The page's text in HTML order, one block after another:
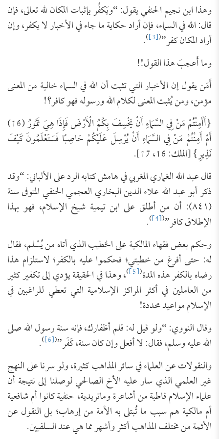
وهذا ابن نجيم الحنفي يقول: “ويَكفُر بإثبات المكان لله تعالى، فإن
قال: الله في السماء، فإن أراد حكاية ما جاء في الأخبار لا يكفر، وإن
أراد المكان كفر”(
[3]
)
.
وما أَعجبَ هذا القول!!
أَمَن يقول إن الأخبار التي تثبت أن الله في السماء خالية من المعنى
مؤمن، ومن يُثبت المعنى لكلام الله ورسوله فهو كافر؟!
{أَأَمِنْتُمْ مَنْ فِي السَّمَاءِ أَنْ يَخْسِفَ بِكُمُ الْأَرْضَ فَإِذَا هِيَ تَمُورُ (16)
أَمْ أَمِنْتُمْ مَنْ فِي السَّمَاءِ أَنْ يُرْسِلَ عَلَيْكُمْ حَاصِبًا فَسَتَعْلَمُونَ كَيْفَ
نَذِيرِ} [الملك: 16، 17].
قال عبد الله الغماري المغربي في هامش كتابه الرد على الألباني: “وقد
ذكر أبو عبد الله علاء الدين البخاري العجمي الحنفي المتوفى سنة
(٨٤١): أن من أطلق على ابن تيمية شيخ الإسلام، فهو بهذا
الإطلاق كافر”(
[4]
)
.
وحكم بعض فقهاء المالكية على الخطيب الذي أتاه من يُسْلم، فقال
له: حتى أفرغ من خطبتي؛ فحكموا عليه بالكفر؛ لاستلزام هذا
رضاه بالكفر هذه المدة(
[5]
)، وهذا في الحقيقة يؤدي إلى تكفير كثير
من العاملين في أكثر المراكز الإسلامية التي تعطي للراغبين في
الإسلام مواعيد محددة!
وقال النووي: “ولو قيل له: قلم أظفارك، فإنه سنة رسول الله صلى
الله عليه وسلم، فقال: لا أفعل وإن كان سنة، كَفَر”(
[6]
)
.
والنقولات عن العلماء في سائر المذاهب كثيرة، ولو سرنا على النهج
غير العلمي الذي سار عليه الأخ الصالحي لوصلنا إلى نتيجة أن
علماء الإسلام قاطبة من أشاعرة وماتريدية، حنفية كانوا أم شافعية
أم مالكية هم سبب ما تُبتلى به الأمة من إرهاب؛ بل النقول عن
الأئمة من مختلف المذاهب أكثر وأشهر مما هي عند السلفيين.